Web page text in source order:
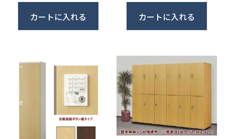
カートに入れる カートに入れる